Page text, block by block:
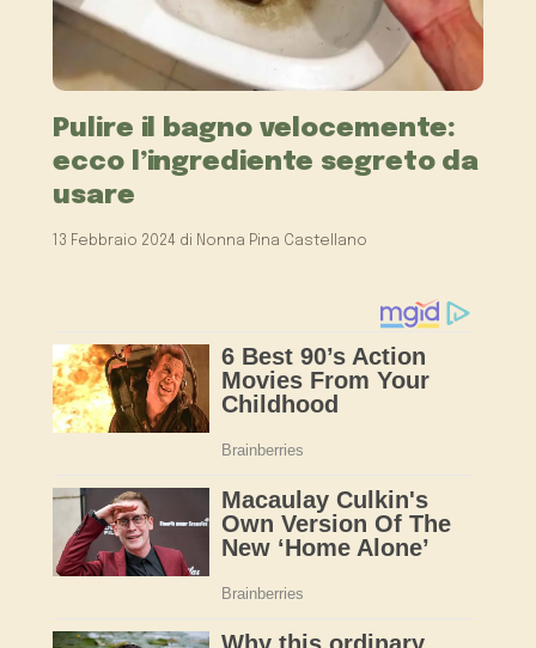
Pulire il bagno velocemente:
ecco l’ingrediente segreto da
usare
13 Febbraio 2024 di Nonna Pina Castellano